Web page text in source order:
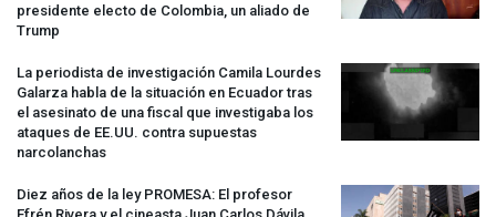
presidente electo de Colombia, un aliado de
Trump
La periodista de investigación Camila Lourdes
Galarza habla de la situación en Ecuador tras
el asesinato de una fiscal que investigaba los
ataques de EE.UU. contra supuestas
narcolanchas
Diez años de la ley PROMESA: El profesor